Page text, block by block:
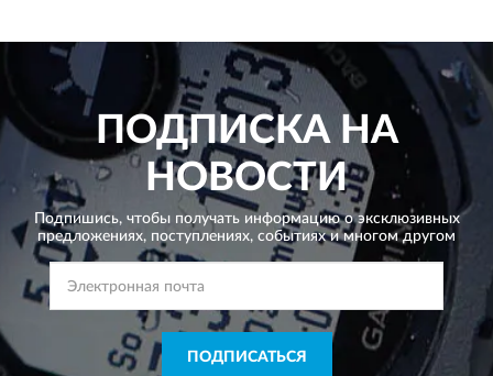
ПОДПИСКА НА
НОВОСТИ
Подпишись, чтобы получать информацию о эксклюзивных
предложениях, поступлениях, событиях и многом другом
ПОДПИСАТЬСЯ